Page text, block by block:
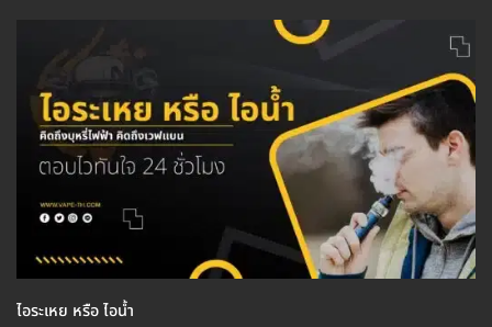
ไอระเหย หรือ ไอน้ำ